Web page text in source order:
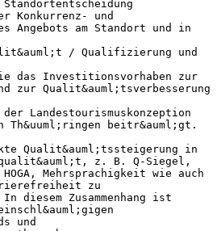
Konkurrenz- und
Angebots am Standort und in
/ Qualifizierung und
das Investitionsvorhaben zur
zur Qualit&auml;tsverbesserung
Landestourismuskonzeption
Th&uuml;ringen beitr&auml;gt.
Qualit&auml;tssteigerung in
z. B. Q-Siegel,
Mehrsprachigkeit wie auch
zu
diesem Zusammenhang ist
und